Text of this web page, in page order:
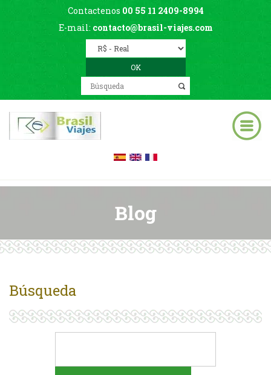
Contactenos 00 55 11 2409-8994
E-mail: contacto@brasil-viajes.com
Blog
Búsqueda